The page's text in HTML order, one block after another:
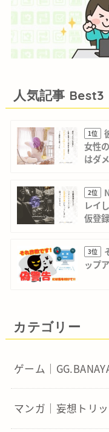
人気記事 Best3
1位
女性
はダ
2位
レイ
仮登
3位
ップ
カテゴリー
ゲーム｜
マンガ｜妄想トリ